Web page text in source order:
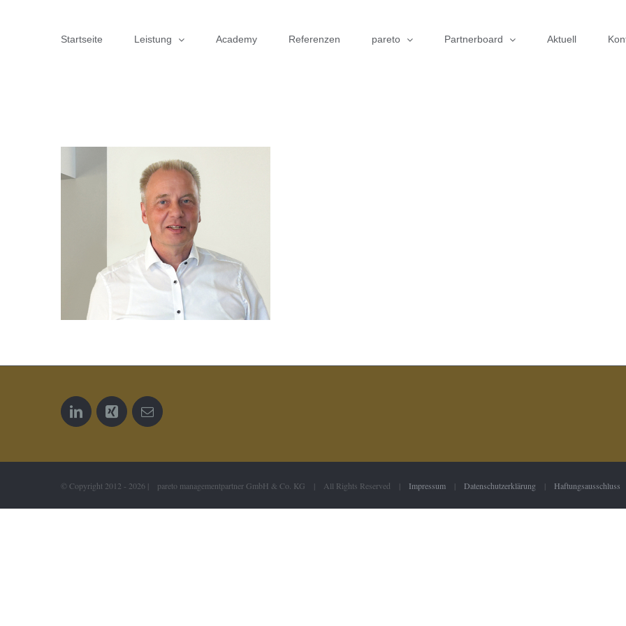
Startseite Leistung Academy Referenzen pareto Partnerboard Aktuell
© Copyright 2012 - 2026 | pareto managementpartner GmbH & Co. KG | All Rights Reserved | Impressum | Datenschutzerklärung | Haftungsausschluss